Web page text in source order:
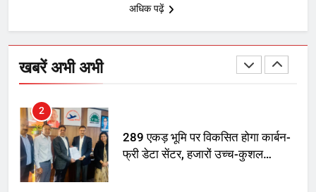
अधिक पढ़ें
खबरें अभी अभी
अमर शहीद ठाकुर रोशन सिंह के नाम पर
स्वरूप रानी नेहरू चिकित्सालय का
2
289 एकड़ भूमि पर विकसित होगा कार्बन-
फ्री डेटा सेंटर, हजारों उच्च-कुशल